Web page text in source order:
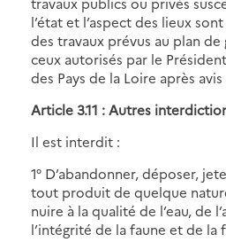
l’état et l’aspect des lieux
des travaux prévus au plan
ceux autorisés par le
des Pays de la Loire après
Article 3.11 : Autres
Il est interdit :
1° D’abandonner, déposer,
tout produit de quelque
nuire à la qualité de l’eau, de
l’intégrité de la faune et de la